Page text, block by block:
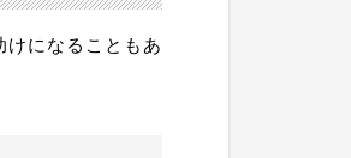
になることもあ